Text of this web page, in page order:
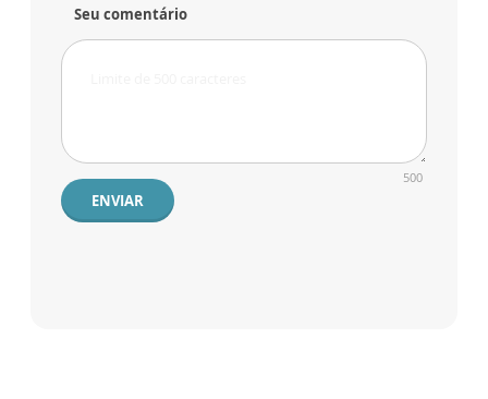
Seu comentário
500
ENVIAR